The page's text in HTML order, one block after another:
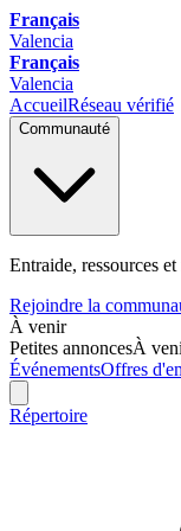
Français
Valencia
Français
Valencia
AccueilRéseau vérifié
Communauté
Entraide, ressources
Rejoindre la
À venir
Petites annoncesÀ
ÉvénementsOffres
Répertoire